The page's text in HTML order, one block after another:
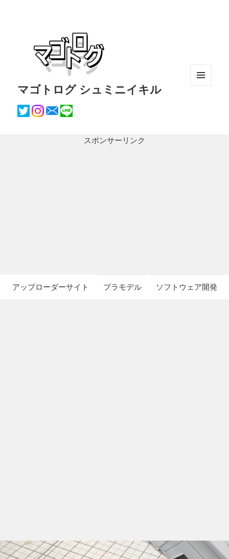
マゴトログ シュミニイキル
スポンサーリンク
アップローダーサイト プラモデル ソフトウェア開発